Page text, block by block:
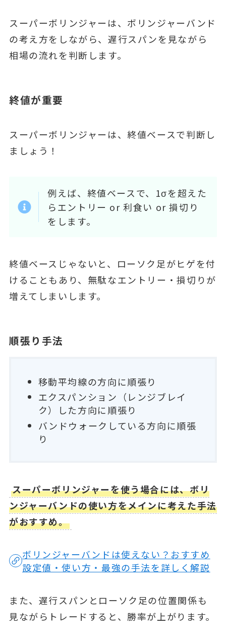
スーパーボリンジャーは、ボリンジャーバンド
の考え方をしながら、遅行スパンを見ながら
相場の流れを判断します。
終値が重要
スーパーボリンジャーは、終値ベースで判断し
ましょう！
例えば、終値ベースで、1σを超えた
らエントリー or 利食い or 損切り
をします。
終値ベースじゃないと、ローソク足がヒゲを付
けることもあり、無駄なエントリー・損切りが
増えてしまいします。
順張り手法
移動平均線の方向に順張り
エクスパンション（レンジブレイ
ク）した方向に順張り
バンドウォークしている方向に順張
り
スーパーボリンジャーを使う場合には、ボリ
ンジャーバンドの使い方をメインに考えた手法
がおすすめ。
ボリンジャーバンドは使えない？おすすめ
設定値・使い方・最強の手法を詳しく解説
また、遅行スパンとローソク足の位置関係も
見ながらトレードすると、勝率が上がります。